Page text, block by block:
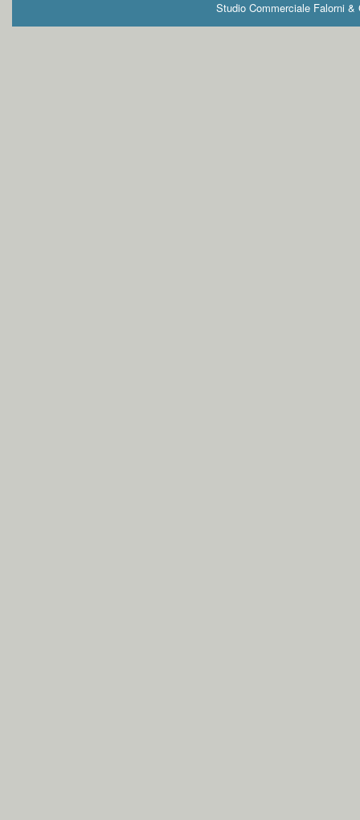
Studio Commerciale Falorni